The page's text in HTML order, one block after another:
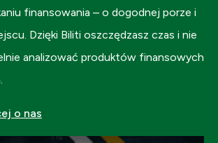
finansowania – o dogodnej porze i
Dzięki Biliti oszczędzasz czas i nie
analizować produktów finansowych
o nas